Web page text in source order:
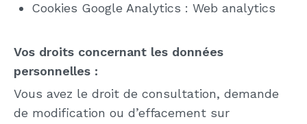
Cookies Google Analytics : Web analytics
Vos droits concernant les données
personnelles :
Vous avez le droit de consultation, demande
de modification ou d’effacement sur